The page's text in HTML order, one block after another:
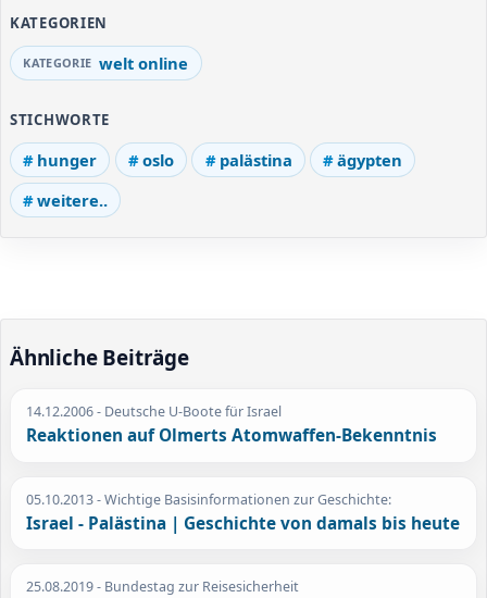
KATEGORIEN
welt online
STICHWORTE
hunger oslo palästina
ägypten
weitere..
Ähnliche Beiträge
14.12.2006- Deutsche U-Boote für Israel
Reaktionen auf Olmerts Atomwaffen-Bekenntnis
05.10.2013- Wichtige Basisinformationen zur Geschichte:
Israel - Palästina | Geschichte von damals bis heute
25.08.2019- Bundestag zur Reisesicherheit